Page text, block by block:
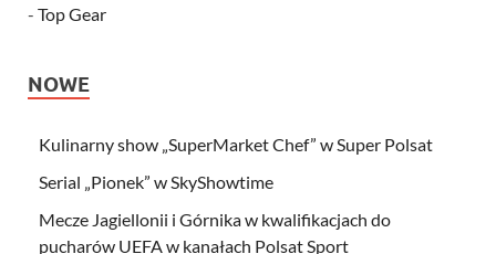
- Top Gear
NOWE
Kulinarny show „SuperMarket Chef” w Super Polsat
Serial „Pionek” w SkyShowtime
Mecze Jagiellonii i Górnika w kwalifikacjach do
pucharów UEFA w kanałach Polsat Sport